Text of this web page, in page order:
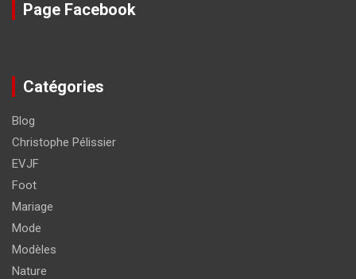
Page Facebook
Catégories
Blog
Christophe Pélissier
EVJF
Foot
Mariage
Mode
Modèles
Nature